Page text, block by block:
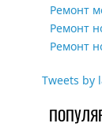
Ремонт
Ремонт
Ремонт
Tweets by